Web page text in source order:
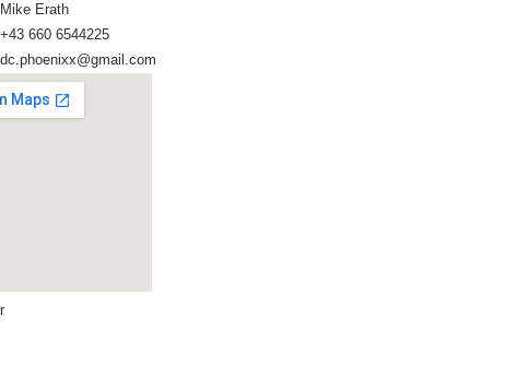
Mike Erath
+43 660 6544225
dc.phoenixx@gmail.com